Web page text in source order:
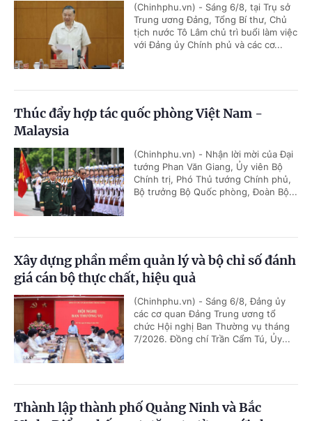
(Chinhphu.vn) - Sáng 6/8, tại Trụ sở
Trung ương Đảng, Tổng Bí thư, Chủ
tịch nước Tô Lâm chủ trì buổi làm việc
với Đảng ủy Chính phủ và các cơ...
Thúc đẩy hợp tác quốc phòng Việt Nam -
Malaysia
(Chinhphu.vn) - Nhận lời mời của Đại
tướng Phan Văn Giang, Ủy viên Bộ
Chính trị, Phó Thủ tướng Chính phủ,
Bộ trưởng Bộ Quốc phòng, Đoàn Bộ...
Xây dựng phần mềm quản lý và bộ chỉ số đánh
giá cán bộ thực chất, hiệu quả
(Chinhphu.vn) - Sáng 6/8, Đảng ủy
các cơ quan Đảng Trung ương tổ
chức Hội nghị Ban Thường vụ tháng
7/2026. Đồng chí Trần Cẩm Tú, Ủy...
Thành lập thành phố Quảng Ninh và Bắc